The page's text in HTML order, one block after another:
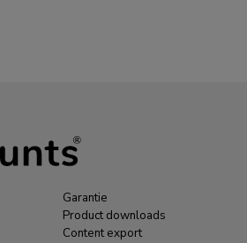
Garantie
Product downloads
Content export